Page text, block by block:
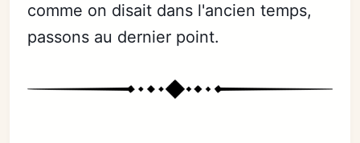
comme on disait dans l'ancien temps,
passons au dernier point.